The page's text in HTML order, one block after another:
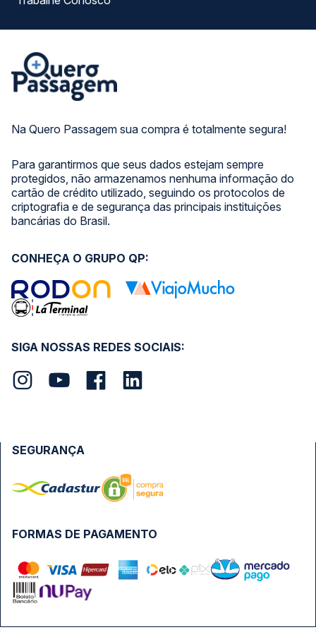
Na Quero Passagem sua compra é totalmente segura!
Para garantirmos que seus dados estejam sempre
protegidos, não armazenamos nenhuma informação do
cartão de crédito utilizado, seguindo os protocolos de
criptografia e de segurança das principais instituições
bancárias do Brasil.
SIGA NOSSAS REDES SOCIAIS:
CONHEÇA O GRUPO QP:
FORMAS DE PAGAMENTO
SEGURANÇA